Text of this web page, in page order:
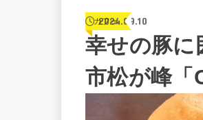
カフェ
2024.09.10
幸せの豚
市松が峰「